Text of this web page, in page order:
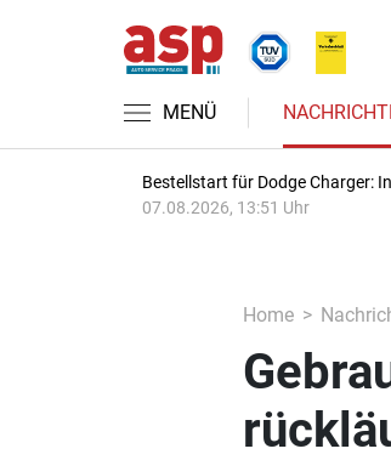
MENÜ
Bestellstart für Dodge Charger:
07.08.2026, 13:51 Uhr
Home